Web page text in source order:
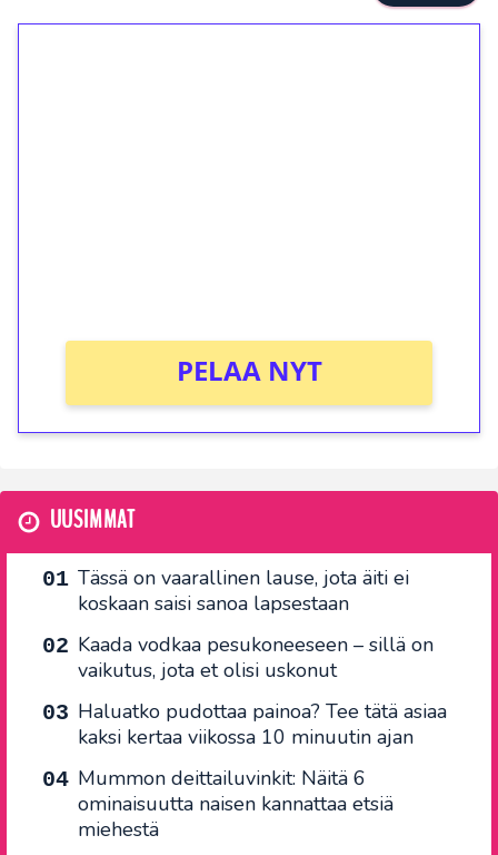
PELAA NYT
UUSIMMAT
Tässä on vaarallinen lause, jota äiti ei
koskaan saisi sanoa lapsestaan
Kaada vodkaa pesukoneeseen – sillä on
vaikutus, jota et olisi uskonut
Haluatko pudottaa painoa? Tee tätä asiaa
kaksi kertaa viikossa 10 minuutin ajan
Mummon deittailuvinkit: Näitä 6
ominaisuutta naisen kannattaa etsiä
miehestä